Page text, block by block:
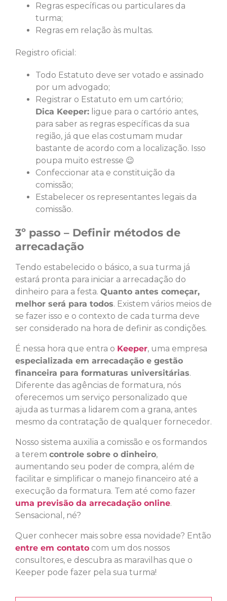
Regras específicas ou particulares da
turma;
Regras em relação às multas.
Registro oficial:
Todo Estatuto deve ser votado e assinado
por um advogado;
Registrar o Estatuto em um cartório;
Dica Keeper: ligue para o cartório antes,
para saber as regras específicas da sua
região, já que elas costumam mudar
bastante de acordo com a localização. Isso
poupa muito estresse 😉
Confeccionar ata e constituição da
comissão;
Estabelecer os representantes legais da
comissão.
3º passo – Definir métodos de
arrecadação
Tendo estabelecido o básico, a sua turma já
estará pronta para iniciar a arrecadação do
dinheiro para a festa. Quanto antes começar,
melhor será para todos. Existem vários meios de
se fazer isso e o contexto de cada turma deve
ser considerado na hora de definir as condições.
É nessa hora que entra o Keeper, uma empresa
especializada em arrecadação e gestão
financeira para formaturas universitárias.
Diferente das agências de formatura, nós
oferecemos um serviço personalizado que
ajuda as turmas a lidarem com a grana, antes
mesmo da contratação de qualquer fornecedor.
Nosso sistema auxilia a comissão e os formandos
a terem controle sobre o dinheiro,
aumentando seu poder de compra, além de
facilitar e simplificar o manejo financeiro até a
execução da formatura. Tem até como fazer
uma previsão da arrecadação online.
Sensacional, né?
Quer conhecer mais sobre essa novidade? Então
entre em contato com um dos nossos
consultores, e descubra as maravilhas que o
Keeper pode fazer pela sua turma!